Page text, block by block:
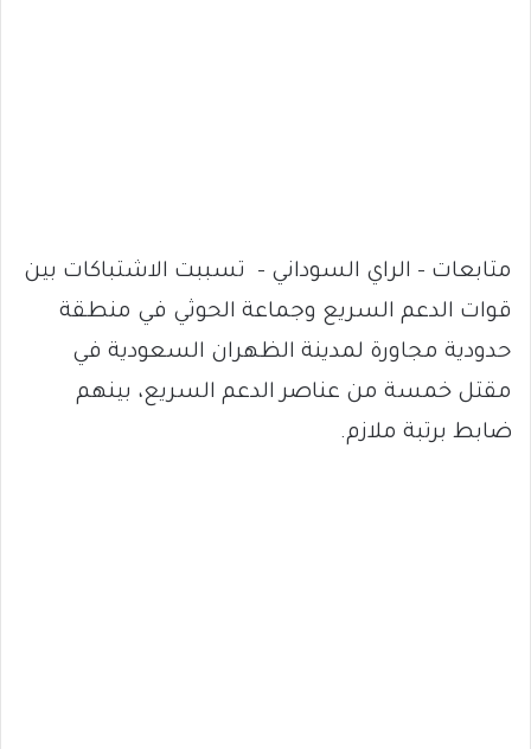
متابعات – الراي السوداني – تسببت الاشتباكات بين
قوات الدعم السريع وجماعة الحوثي في منطقة
حدودية مجاورة لمدينة الظهران السعودية في
مقتل خمسة من عناصر الدعم السريع، بينهم
ضابط برتبة ملازم.